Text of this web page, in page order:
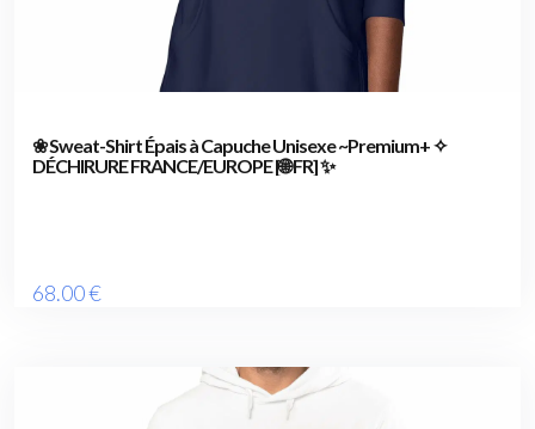
❀ Sweat-Shirt Épais à Capuche Unisexe ~Premium+ ✧
DÉCHIRURE FRANCE/EUROPE [🌐 FR] ✨
68.00€